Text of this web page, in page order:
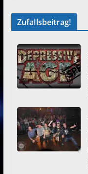
Zufallsbeitrag!